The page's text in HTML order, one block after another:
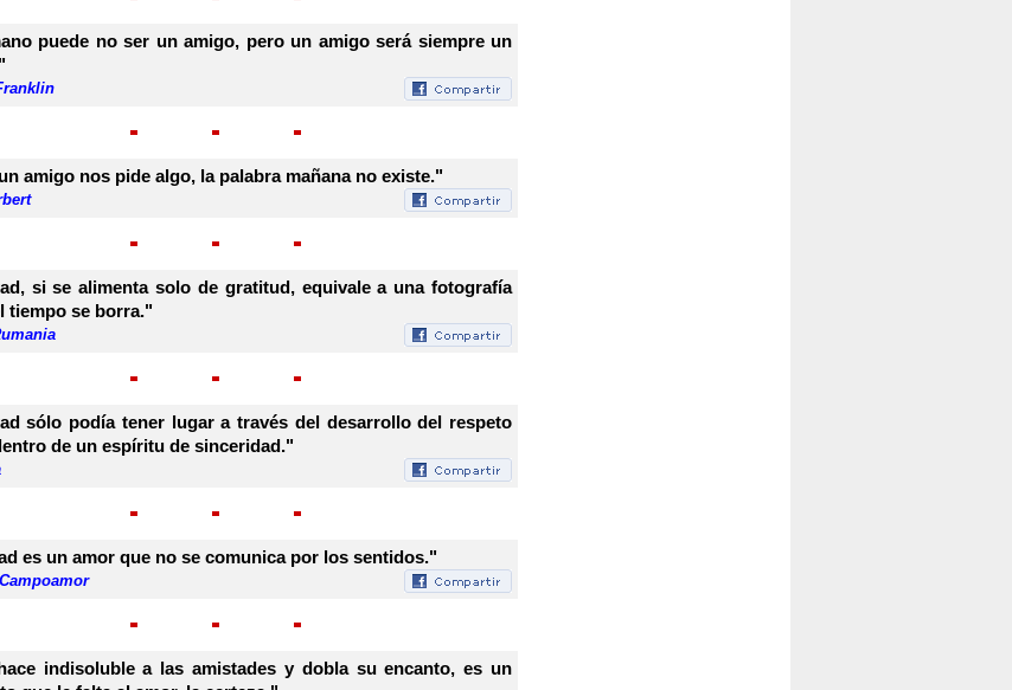
puede no ser un amigo, pero un amigo será siempre un
amigo nos pide algo, la palabra mañana no existe."
si se alimenta solo de gratitud, equivale a una fotografía
tiempo se borra."
sólo podía tener lugar a través del desarrollo del respeto
de un espíritu de sinceridad."
es un amor que no se comunica por los sentidos."
indisoluble a las amistades y dobla su encanto, es un